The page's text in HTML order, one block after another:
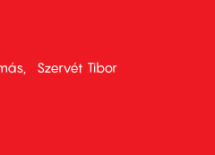
Szervét Tibor